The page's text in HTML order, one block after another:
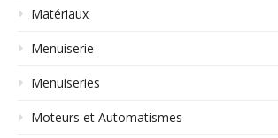
Matériaux
Menuiserie
Menuiseries
Moteurs et Automatismes